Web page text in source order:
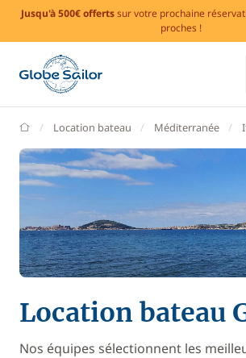
Jusqu'à 500€ offertssur votre prochaine
proches !
GlobeSailor
Location bateau Méditerranée
Location bateau
Nos équipes sélectionnent les